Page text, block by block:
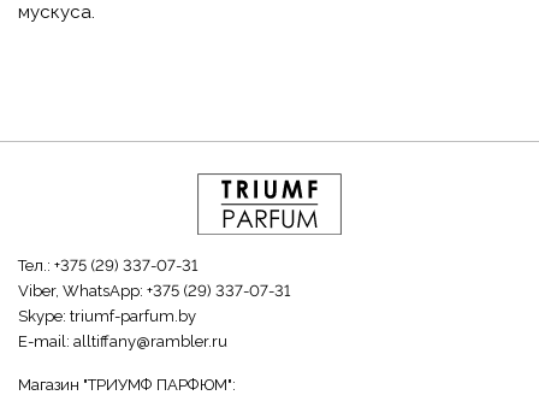
мускуса.
Тел.: +375 (29) 337-07-31
Viber, WhatsApp: +375 (29) 337-07-31
Skype: triumf-parfum.by
E-mail: alltiffany@rambler.ru
Магазин "ТРИУМФ ПАРФЮМ":